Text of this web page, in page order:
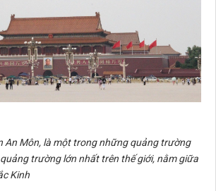
An Môn, là một trong những quảng trường
trường lớn nhất trên thế giới, nằm giữa
Kinh